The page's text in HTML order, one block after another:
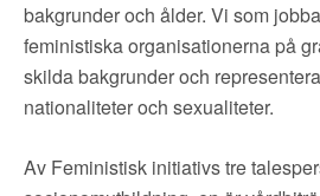
bakgrunder och ålder. Vi som
feministiska organisationerna på
skilda bakgrunder och
nationaliteter och sexualiteter.
Av Feministisk initiativs tre